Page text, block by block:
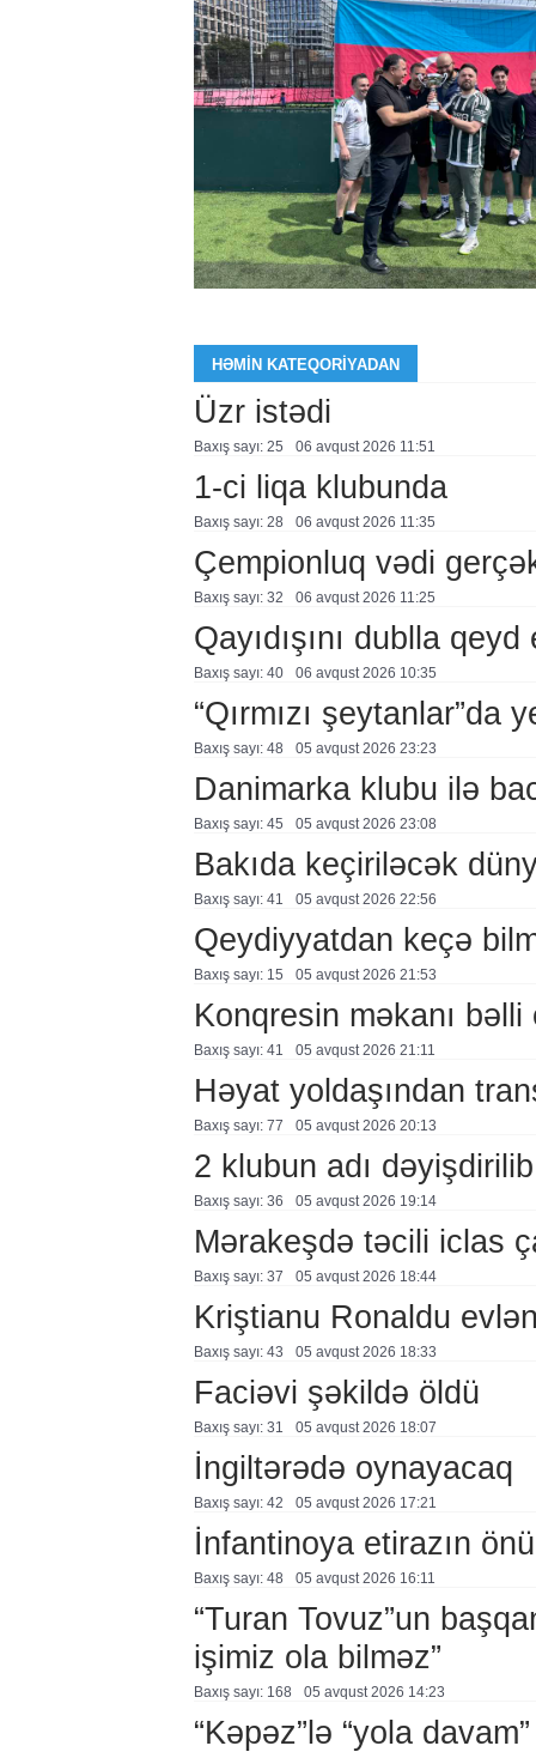
HƏMIN KATEQORIYADAN
Üzr istədi
Baxış sayı: 25 06 avqust 2026 11:51
1-ci liqa klubunda
Baxış sayı: 28 06 avqust 2026 11:35
Çempionluq vədi
Baxış sayı: 32 06 avqust 2026 11:25
Qayıdışını dublla qeyd
Baxış sayı: 40 06 avqust 2026 10:35
“Qırmızı şeytanlar”da
Baxış sayı: 48 05 avqust 2026 23:23
Danimarka klubu ilə
Baxış sayı: 45 05 avqust 2026 23:08
Bakıda keçiriləcək
Baxış sayı: 41 05 avqust 2026 22:56
Qeydiyyatdan keçə
Baxış sayı: 15 05 avqust 2026 21:53
Konqresin məkanı bəlli
Baxış sayı: 41 05 avqust 2026 21:11
Həyat yoldaşından
Baxış sayı: 77 05 avqust 2026 20:13
2 klubun adı dəyişdirilib
Baxış sayı: 36 05 avqust 2026 19:14
Mərakeşdə təcili iclas
Baxış sayı: 37 05 avqust 2026 18:44
Kriştianu Ronaldu
Baxış sayı: 43 05 avqust 2026 18:33
Faciəvi şəkildə öldü
Baxış sayı: 31 05 avqust 2026 18:07
İngiltərədə oynayacaq
Baxış sayı: 42 05 avqust 2026 17:21
İnfantinoya etirazın
Baxış sayı: 48 05 avqust 2026 16:11
“Turan Tovuz”un
işimiz ola bilməz”
Baxış sayı: 168 05 avqust 2026 14:23
“Kəpəz”lə “yola